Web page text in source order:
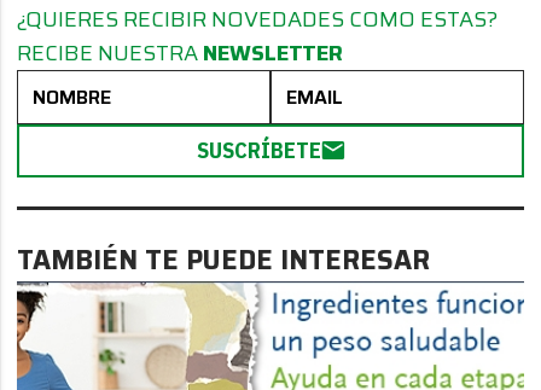
¿QUIERES RECIBIR NOVEDADES COMO ESTAS?
RECIBE NUESTRANEWSLETTER
SUSCRÍBETE
TAMBIÉN TE PUEDE INTERESAR